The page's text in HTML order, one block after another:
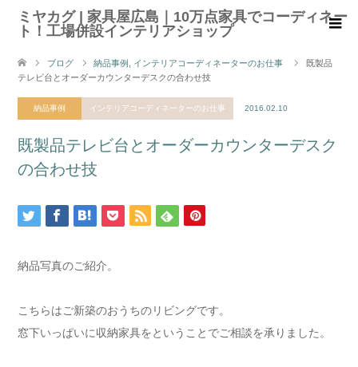
ミヤカグ | 家具屋広島｜10万点家具でコーディネー
ト！工場併設インテリアショップ
ブログ 納品事例 インテリアコーディネーターのお仕事
既製品
テレビ台とオーダーカウンターデスクの合わせ技
納品事例 インテリアコーディネーターのお仕事 2016.02.10
既製品テレビ台とオーダーカウンターデスク
の合わせ技
納品写真のご紹介。
こちらはご新築のおうちのリビングです。
窓下いっぱいに収納家具をということでご相談を承りました。